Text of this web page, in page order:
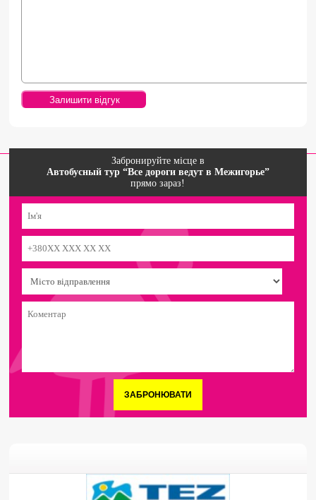
Забронируйте місце в
Автобусный тур “Все дороги ведут в Межигорье”
прямо зараз!
ЗАБРОНЮВАТИ